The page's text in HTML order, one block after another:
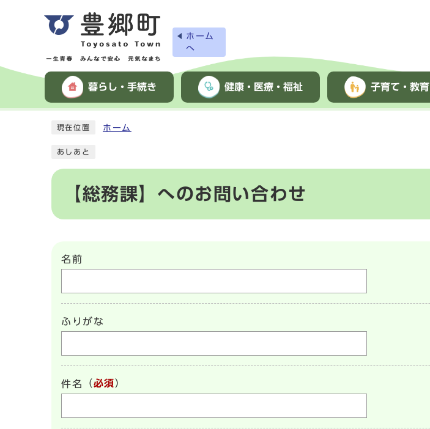
ホーム
へ
暮らし・手続き 健康・医療・福祉 子育て・教育
現在位置 ホーム
あしあと
【総務課】へのお問い合わせ
名前
ふりがな
件名 （必須）